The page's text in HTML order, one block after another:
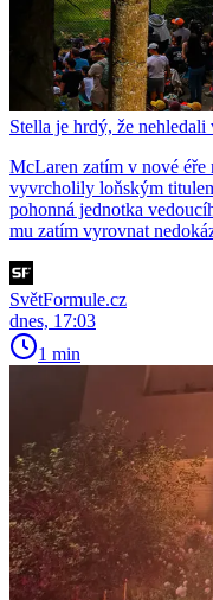
Stella je hrdý, že
McLaren zatím v nové éře
vyvrcholily loňským
pohonná jednotka
mu zatím vyrovnat
SvětFormule.cz
dnes, 17:03
1 min